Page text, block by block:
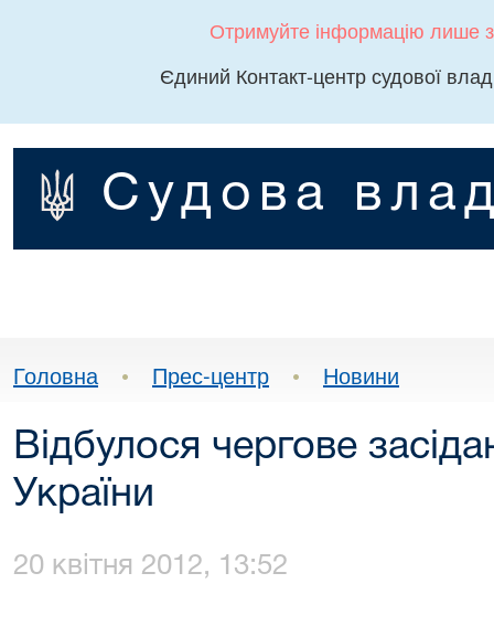
Отримуйте інформацію лише
Єдиний Контакт-центр судової
Судова
Головна • Прес-центр • Новини
Відбулося чергове
України
20 квітня 2012, 13:52